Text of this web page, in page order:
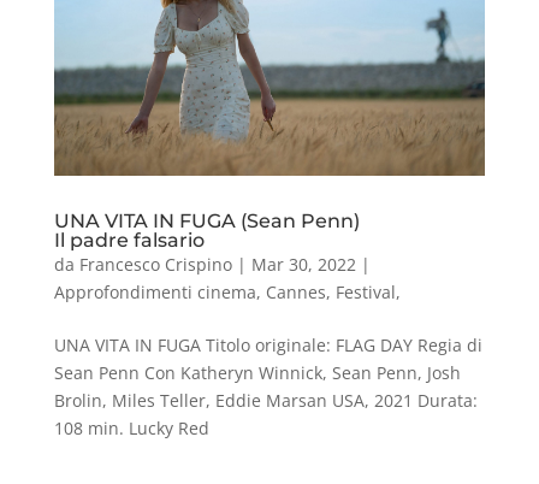
UNA VITA IN FUGA (Sean Penn)
Il padre falsario
da Francesco Crispino| Mar 30, 2022|
Approfondimenti cinema, Cannes, Festival,
UNA VITA IN FUGA Titolo originale: FLAG DAY Regia di
Sean Penn Con Katheryn Winnick, Sean Penn, Josh
Brolin, Miles Teller, Eddie Marsan USA, 2021 Durata:
108 min. Lucky Red